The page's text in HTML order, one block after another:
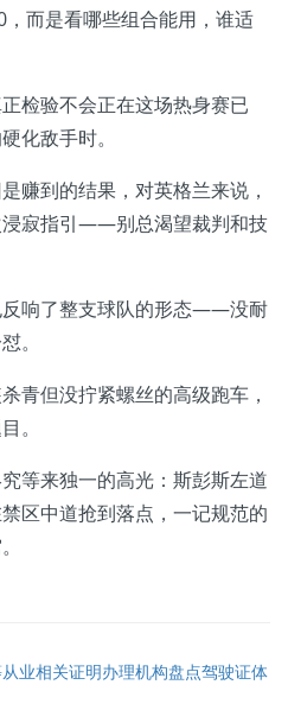
而是看哪些组合能用，谁适
验不会正在这场热身赛已
化敌手时。
到的结果，对英格兰来说，
浸寂指引——别总渴望裁判和技
响了整支球队的形态——没耐
。
但没拧紧螺丝的高级跑车，
。
来独一的高光：斯彭斯左道
区中道抢到落点，一记规范的
业相关证明办理机构盘点驾驶证体